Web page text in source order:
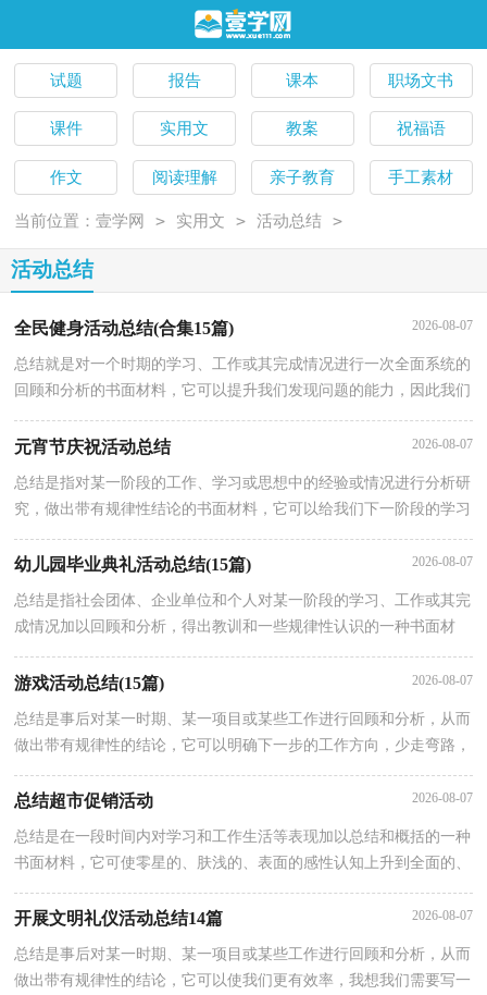
试题 报告 课本 职场文书
课件 实用文 教案 祝福语
作文 阅读理解 亲子教育 手工素材
当前位置：壹学网 > 实用文 > 活动总结 >
活动总结
全民健身活动总结(合集15篇) 2026-08-07
总结就是对一个时期的学习、工作或其完成情况进行一次全面系统的
回顾和分析的书面材料，它可以提升我们发现问题的能力，因此我们
需要回头归纳，写一份总结了。总结你想好怎么写了吗？下面是小编
元宵节庆祝活动总结 2026-08-07
总结是指对某一阶段的工作、学习或思想中的经验或情况进行分析研
究，做出带有规律性结论的书面材料，它可以给我们下一阶段的学习
幼儿园毕业典礼活动总结(15篇) 2026-08-07
总结是指社会团体、企业单位和个人对某一阶段的学习、工作或其完
成情况加以回顾和分析，得出教训和一些规律性认识的一种书面材
料，写总结有利于我们学习和工作能力的提高，不如立即行动起来写
一
游戏活动总结(15篇) 2026-08-07
总结是事后对某一时期、某一项目或某些工作进行回顾和分析，从而
做出带有规律性的结论，它可以明确下一步的工作方向，少走弯路，
总结超市促销活动 2026-08-07
总结是在一段时间内对学习和工作生活等表现加以总结和概括的一种
书面材料，它可使零星的、肤浅的、表面的感性认知上升到全面的、
系统的、本质的理性认识上来，我想我们需要写一份总结了吧。我们
开展文明礼仪活动总结14篇 2026-08-07
总结是事后对某一时期、某一项目或某些工作进行回顾和分析，从而
做出带有规律性的结论，它可以使我们更有效率，我想我们需要写一